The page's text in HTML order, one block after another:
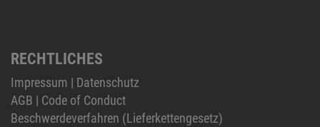
RECHTLICHES
Impressum | Datenschutz
AGB | Code of Conduct
Beschwerdeverfahren (Lieferkettengesetz)